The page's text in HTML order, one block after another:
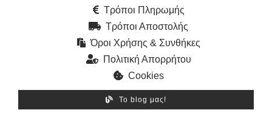
Τρόποι Πληρωμής
Τρόποι Αποστολής
Όροι Χρήσης & Συνθήκες
Πολιτική Απορρήτου
Cookies
Το blog μας!